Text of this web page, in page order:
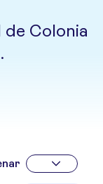
Colonia
y la